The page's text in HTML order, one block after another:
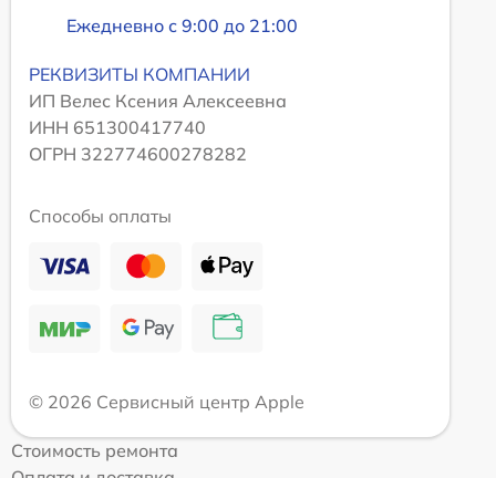
Ежедневно с 9:00 до 21:00
РЕКВИЗИТЫ КОМПАНИИ
ИП Велес Ксения Алексеевна
ИНН 651300417740
ОГРН 322774600278282
Способы оплаты
© 2026 Сервисный центр Apple
Стоимость ремонта